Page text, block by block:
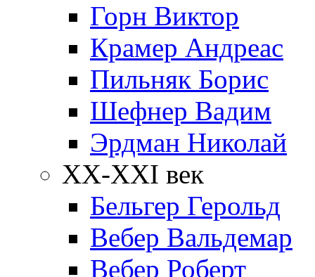
Горн Виктор
Крамер Андреас
Пильняк Борис
Шефнер Вадим
Эрдман Николай
ХХ-XXI век
Бельгер Герольд
Вебер Вальдемар
Вебер Роберт